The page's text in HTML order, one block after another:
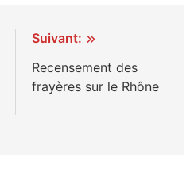
Suivant:
Recensement des
frayères sur le Rhône